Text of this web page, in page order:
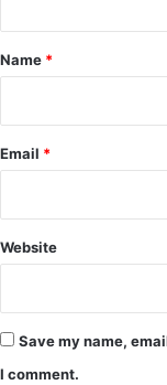
*
Name *
Email *
Website
Save my name,
I comment.